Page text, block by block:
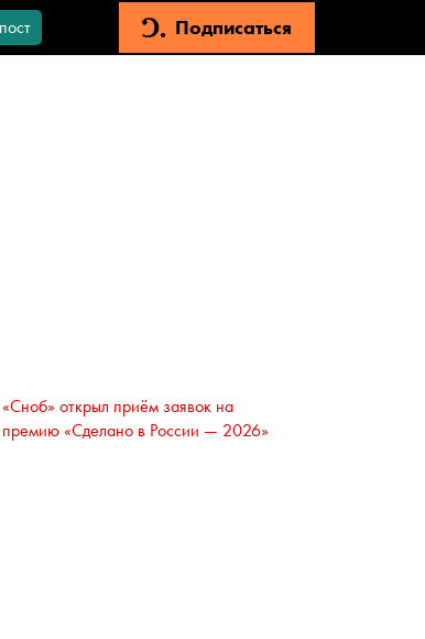
Подписаться
«Сноб» открыл приём заявок на
премию «Сделано в России — 2026»